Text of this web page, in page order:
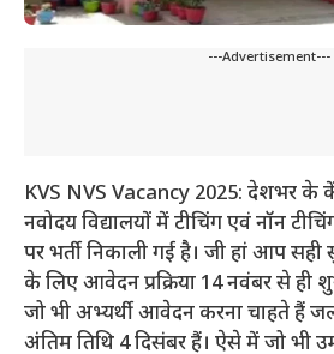
---Advertisement---
KVS NVS Vacancy 2025: देशभर के
नवोदय विद्यालयों में टीचिंग एवं नॉन
पर भर्ती निकाली गई है। जी हां आप सही
के लिए आवेदन प्रक्रिया 14 नवंबर से ही
जो भी अभ्यर्थी आवेदन करना चाहते हैं
अंतिम तिथि 4 दिसंबर हैं। ऐसे में जो भी